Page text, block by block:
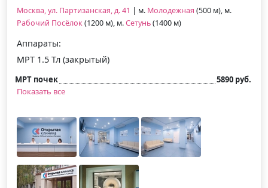
Москва, ул. Партизанская, д. 41 | м. Молодежная (500 м), м.
Рабочий Посёлок(1200 м), м.Сетунь(1400 м)
Аппараты:
МРТ 1.5 Тл (закрытый)
МРТ почек
5890 руб.
Показать все